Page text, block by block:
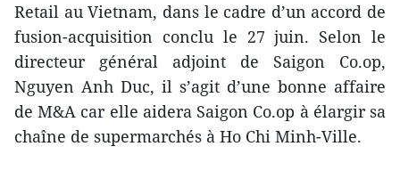
Retail au Vietnam, dans le cadre d’un accord de
fusion-acquisition conclu le 27 juin. Selon le
directeur général adjoint de Saigon Co.op,
Nguyen Anh Duc, il s’agit d’une bonne affaire
de M&A car elle aidera Saigon Co.op à élargir sa
chaîne de supermarchés à Ho Chi Minh-Ville.